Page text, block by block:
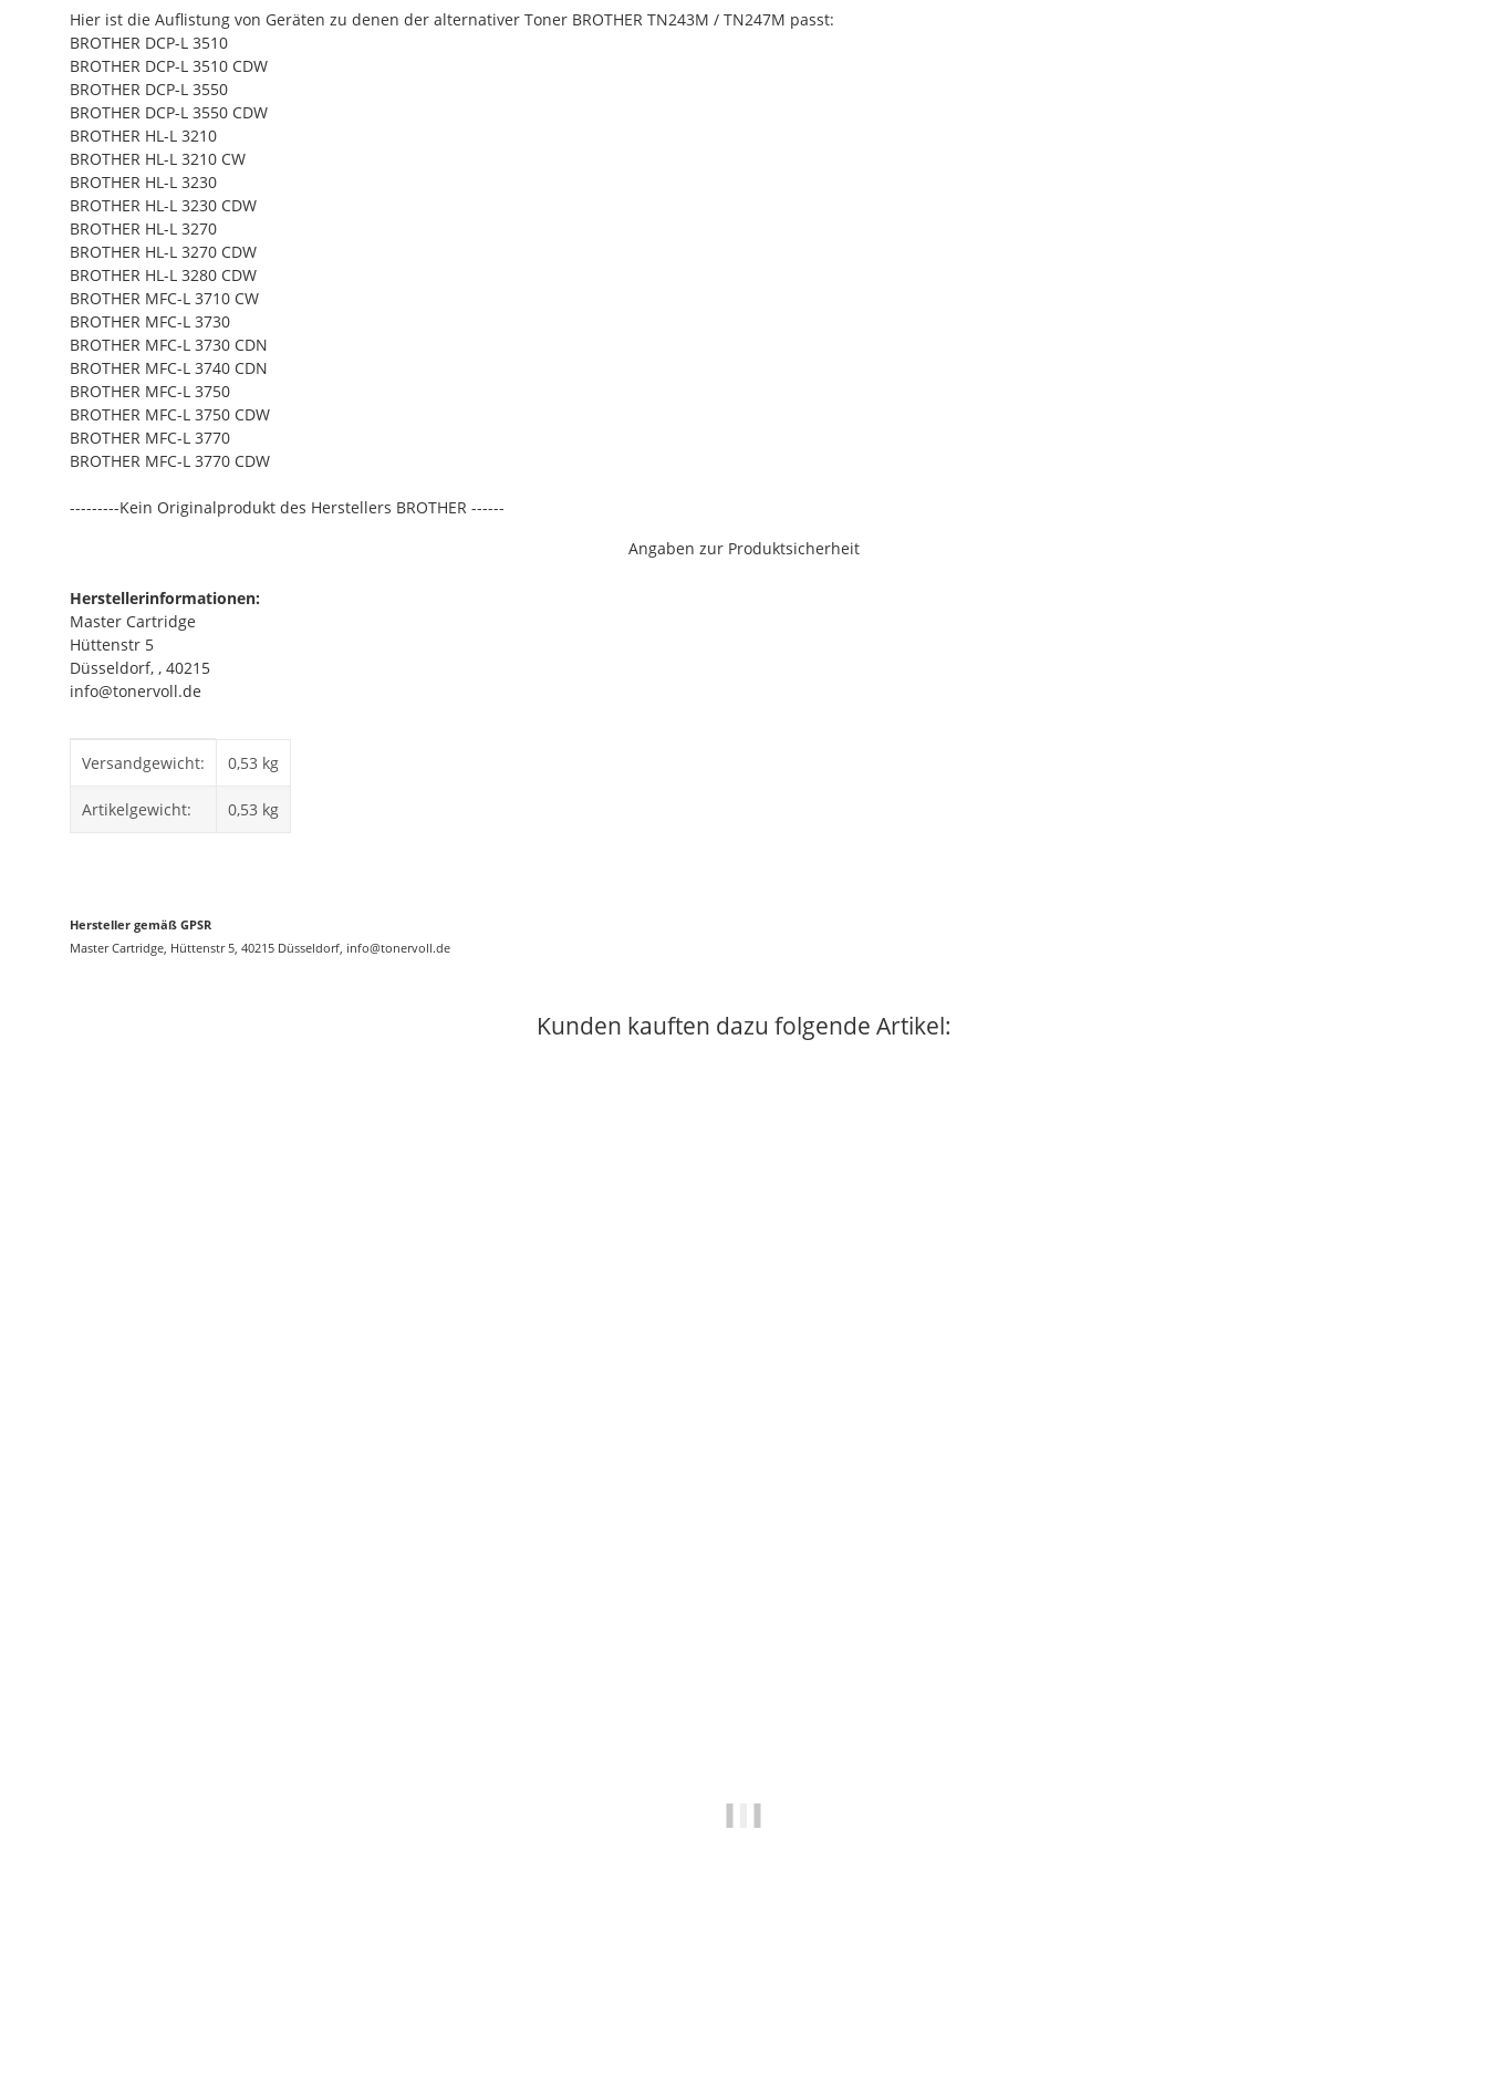
Hier ist die Auflistung von Geräten zu denen der alternativer Toner BROTHER TN243M / TN247M passt:
BROTHER DCP-L 3510
BROTHER DCP-L 3510 CDW
BROTHER DCP-L 3550
BROTHER DCP-L 3550 CDW
BROTHER HL-L 3210
BROTHER HL-L 3210 CW
BROTHER HL-L 3230
BROTHER HL-L 3230 CDW
BROTHER HL-L 3270
BROTHER HL-L 3270 CDW
BROTHER HL-L 3280 CDW
BROTHER MFC-L 3710 CW
BROTHER MFC-L 3730
BROTHER MFC-L 3730 CDN
BROTHER MFC-L 3740 CDN
BROTHER MFC-L 3750
BROTHER MFC-L 3750 CDW
BROTHER MFC-L 3770
BROTHER MFC-L 3770 CDW
---------Kein Originalprodukt des Herstellers BROTHER ------
Angaben zur Produktsicherheit
Herstellerinformationen:
Master Cartridge
Hüttenstr 5
Düsseldorf, , 40215
info@tonervoll.de
Versandgewicht: 0,53 kg
Artikelgewicht: 0,53 kg
Hersteller gemäß GPSR
Master Cartridge, Hüttenstr 5, 40215 Düsseldorf, info@tonervoll.de
Kunden kauften dazu folgende Artikel: